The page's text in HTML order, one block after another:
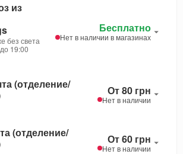
из
без света
19:00
Бесплатно
Нет в наличии в магазинах
(отделение/
От 80 грн
Нет в наличии
(отделение/
От 60 грн
Нет в наличии